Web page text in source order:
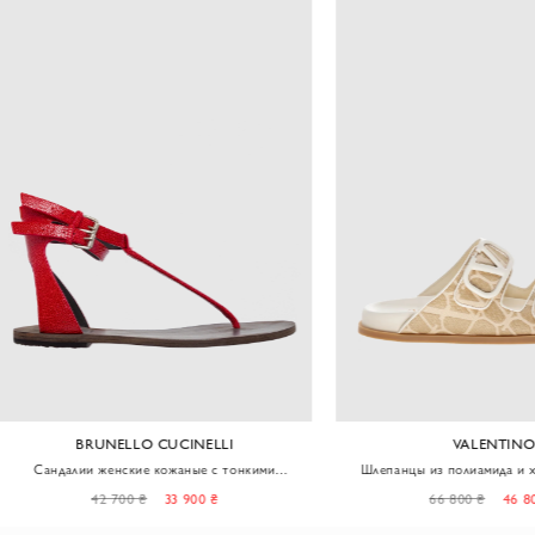
BRUNELLO CUCINELLI
женские кожаные с тонкими
33 900 ₴
VALENTINO
Шлепанцы из полиамида и хлопка
46 800 ₴